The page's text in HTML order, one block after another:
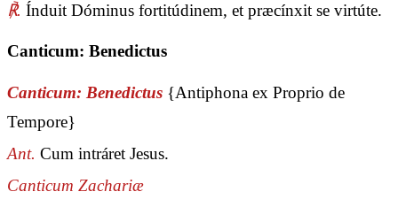
℟. Índuit Dóminus fortitúdinem, et præcínxit se virtúte.
Canticum: Benedictus
Canticum: Benedictus {Antiphona ex Proprio de
Tempore}
Ant. Cum intráret Jesus.
Canticum Zachariæ